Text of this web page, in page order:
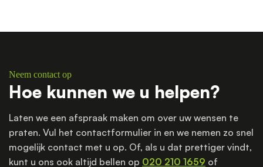
Neem contact op
Hoe kunnen we u helpen?
Laten we een afspraak maken om over uw wensen te
praten. Vul het contactformulier in en we nemen zo snel
mogelijk contact met u op. Of, als u dat prettiger vindt,
kunt u ons ook altijd bellen op 020 210 1659 of